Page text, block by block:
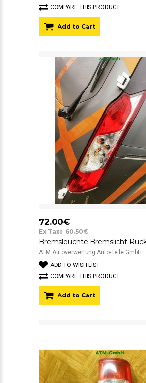
COMPARE THIS PRODUCT
Add to Cart
72.00€
Ex Tax:: 60.50€
ATM Autoverwertung Auto-Teile GmbH ..
ADD TO WISH LIST
COMPARE THIS PRODUCT
Add to Cart